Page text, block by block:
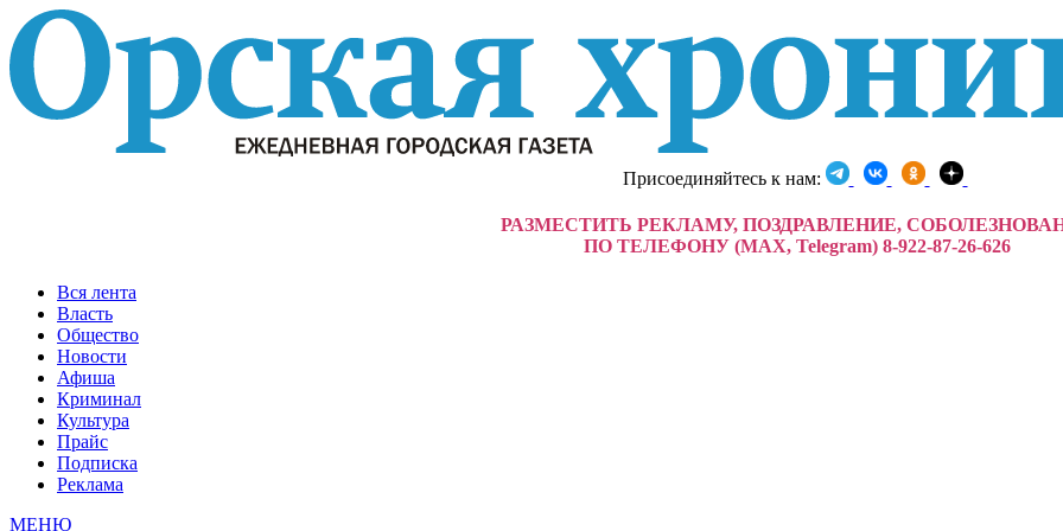
Присоединяйтесь к нам:
РАЗМЕСТИТЬ РЕКЛАМУ, ПОЗДРАВЛЕНИЕ,
ПО ТЕЛЕФОНУ (MAX, Telegram) 8-922-87-26-626
Вся лента
Власть
Общество
Новости
Афиша
Криминал
Культура
Прайс
Подписка
Реклама
МЕНЮ